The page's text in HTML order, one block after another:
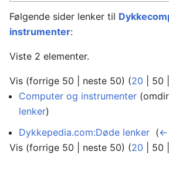
Følgende sider lenker til
instrumenter:
Viste 2 elementer.
Vis (forrige 50 neste 50) (20 50
Computer og instrumenter
lenker)
Dykkepedia.com:Døde lenker (←
Vis (forrige 50 neste 50) (20 50